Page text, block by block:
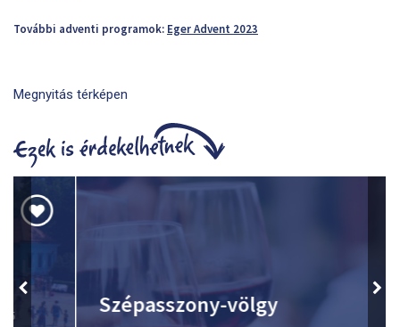
További adventi programok: Eger Advent 2023
Megnyitás térképen
Szépasszony-völgy